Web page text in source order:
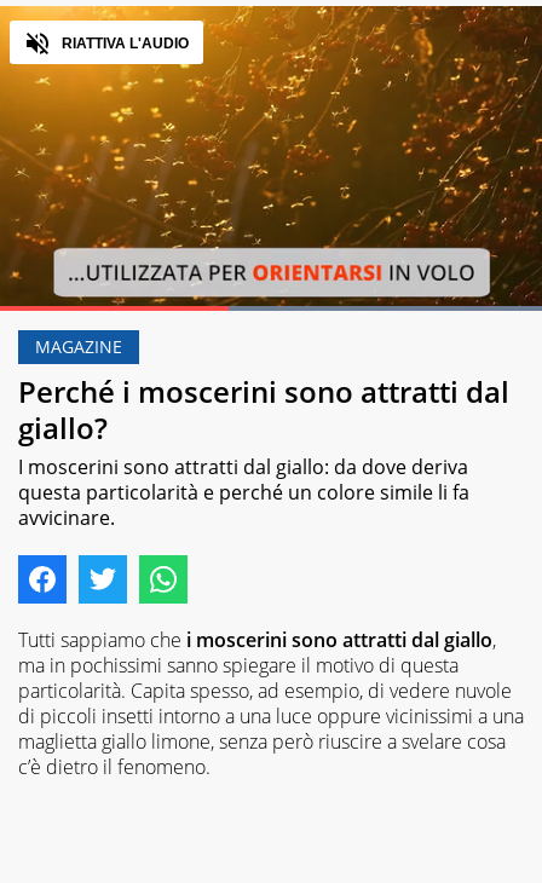
PauseUnmute
Loaded:100.00%
Audio
RIATTIVA L'AUDIO
MAGAZINE
Perché i moscerini sono attratti dal
giallo?
I moscerini sono attratti dal giallo: da dove deriva
questa particolarità e perché un colore simile li fa
avvicinare.
Tutti sappiamo che i moscerini sono attratti dal giallo,
ma in pochissimi sanno spiegare il motivo di questa
particolarità. Capita spesso, ad esempio, di vedere nuvole
di piccoli insetti intorno a una luce oppure vicinissimi a una
maglietta giallo limone, senza però riuscire a svelare cosa
c’è dietro il fenomeno.